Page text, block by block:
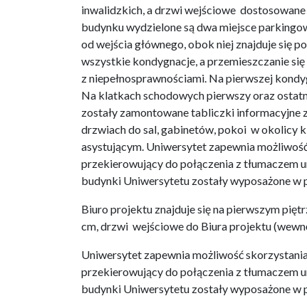
inwalidzkich, a drzwi wejściowe
budynku wydzielone są dwa miejsce
od wejścia głównego, obok niej znajduje się
wszystkie kondygnacje, a przemieszczanie
z niepełnosprawnościami. Na pierwszej
Na klatkach schodowych pierwszy oraz
zostały zamontowane tabliczki informacyjne
drzwiach do sal, gabinetów, pokoi w okolicy
asystującym. Uniwersytet zapewnia
przekierowujący do połączenia z
budynki Uniwersytetu zostały wyposażone
Biuro projektu znajduje się na pierwszym
cm, drzwi wejściowe do Biura projektu
Uniwersytet zapewnia możliwość
przekierowujący do połączenia z
budynki Uniwersytetu zostały wyposażone